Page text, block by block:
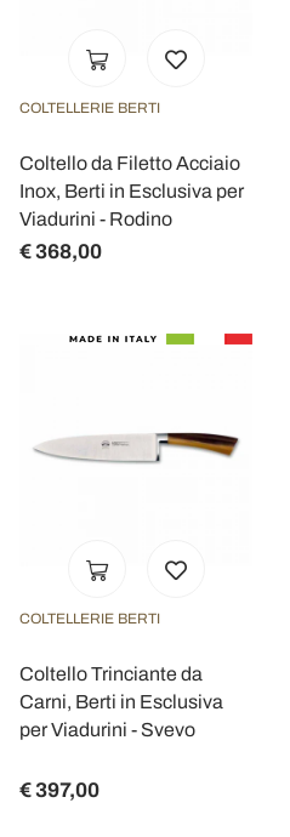
COLTELLERIE BERTI
Coltello da Filetto Acciaio
Inox, Berti in Esclusiva per
Viadurini - Rodino
€ 368,00
COLTELLERIE BERTI
Coltello Trinciante da
Carni, Berti in Esclusiva
per Viadurini - Svevo
€ 397,00